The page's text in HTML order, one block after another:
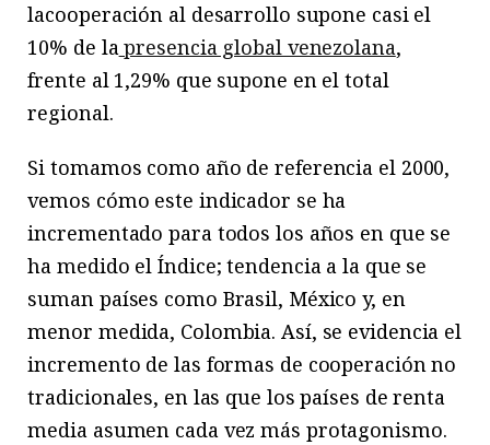
lacooperación al desarrollo supone casi el
10% de lapresencia global venezolana,
frente al 1,29% que supone en el total
regional.
Si tomamos como año de referencia el 2000,
vemos cómo este indicador se ha
incrementado para todos los años en que se
ha medido el Índice; tendencia a la que se
suman países como Brasil, México y, en
menor medida, Colombia. Así, se evidencia el
incremento de las formas de cooperación no
tradicionales, en las que los países de renta
media asumen cada vez más protagonismo.